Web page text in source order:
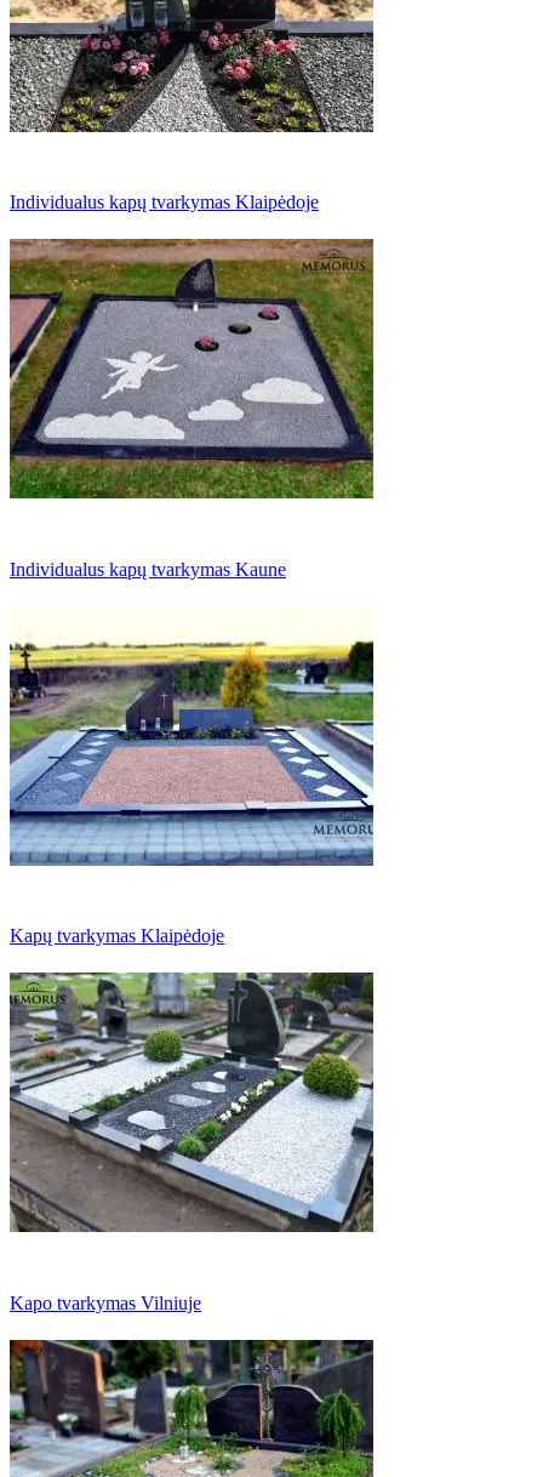
Individualus kapų tvarkymas Klaipėdoje
Individualus kapų tvarkymas Kaune
Kapų tvarkymas Klaipėdoje
Kapo tvarkymas Vilniuje